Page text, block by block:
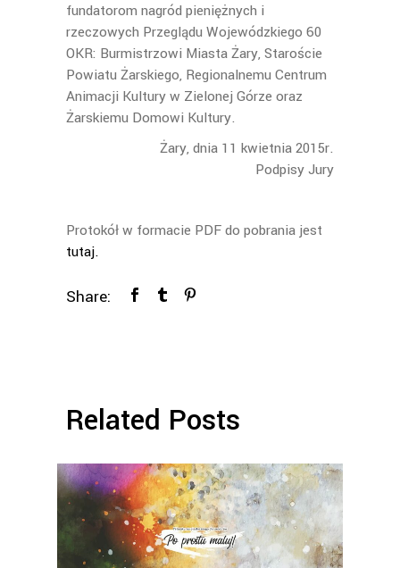
fundatorom nagród pieniężnych i
rzeczowych Przeglądu Wojewódzkiego 60
OKR: Burmistrzowi Miasta Żary, Staroście
Powiatu Żarskiego, Regionalnemu Centrum
Animacji Kultury w Zielonej Górze oraz
Żarskiemu Domowi Kultury.
Żary, dnia 11 kwietnia 2015r.
Podpisy Jury
Protokół w formacie PDF do pobrania jest
tutaj.
Share:
Related Posts